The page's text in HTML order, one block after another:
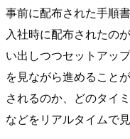
事前に配布された手順
入社時に配布されたの
い出しつつセットアッ
を見ながら進めること
されるのか、どのタイ
などをリアルタイムで